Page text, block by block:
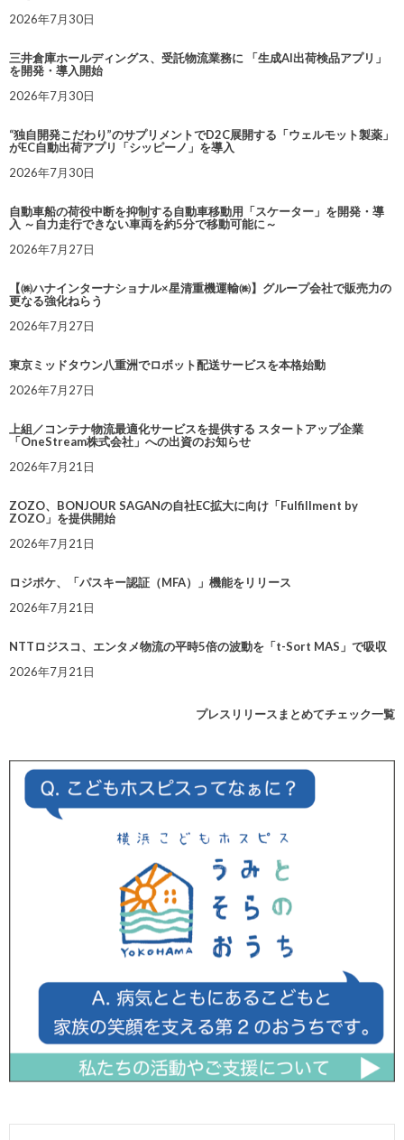
2026年7月30日
三井倉庫ホールディングス、受託物流業務に 「生成AI出荷検品アプリ」
を開発・導入開始
2026年7月30日
“独自開発こだわり”のサプリメントでD2C展開する「ウェルモット製薬」
がEC自動出荷アプリ「シッピーノ」を導入
2026年7月30日
自動車船の荷役中断を抑制する自動車移動用「スケーター」を開発・導
入 ～自力走行できない車両を約5分で移動可能に～
2026年7月27日
【㈱ハナインターナショナル×星清重機運輸㈱】グループ会社で販売力の
更なる強化ねらう
2026年7月27日
東京ミッドタウン八重洲でロボット配送サービスを本格始動
2026年7月27日
上組／コンテナ物流最適化サービスを提供する スタートアップ企業
「OneStream株式会社」への出資のお知らせ
2026年7月21日
ZOZO、BONJOUR SAGANの自社EC拡大に向け「Fulfillment by
ZOZO」を提供開始
2026年7月21日
ロジポケ、「パスキー認証（MFA）」機能をリリース
2026年7月21日
NTTロジスコ、エンタメ物流の平時5倍の波動を「t-Sort MAS」で吸収
2026年7月21日
プレスリリースまとめてチェック一覧